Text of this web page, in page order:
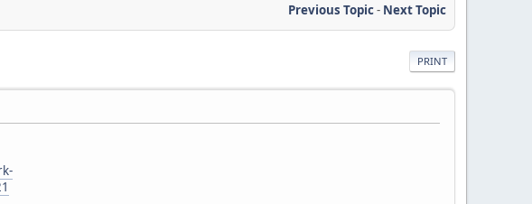
Previous Topic- Next Topic
PRINT